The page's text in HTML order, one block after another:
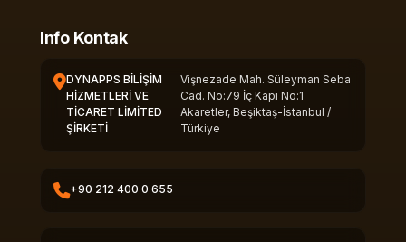
Info Kontak
DYNAPPS BİLİŞİM
HİZMETLERİ VE
TİCARET LİMİTED
ŞİRKETİ
Vişnezade Mah. Süleyman Seba
Cad. No:79 İç Kapı No:1
Akaretler, Beşiktaş-İstanbul /
Türkiye
+90 212 400 0 655